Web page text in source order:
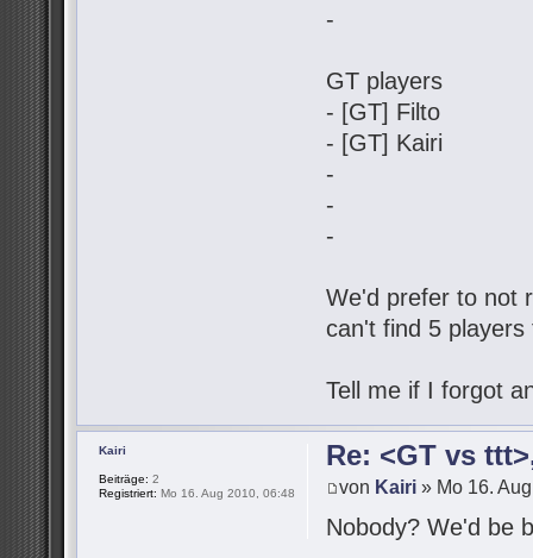
-
GT players
- [GT] Filto
- [GT] Kairi
-
-
-
We'd prefer to not
can't find 5
Tell me if I forgot
Re: <GT vs
von Kairi » Mo 16.
Nobody? We'd be
Kairi
Beiträge: 2
Registriert: Mo 16. Aug 2010, 06:48